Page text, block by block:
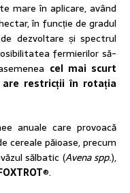
mare în aplicare, având
în funcție de gradul
dezvoltare și spectrul
fermierilor să-
cel mai scurt
restricții în rotația
anuale care provoacă
cereale păioase, precum
sălbatic (Avena spp.),
®.